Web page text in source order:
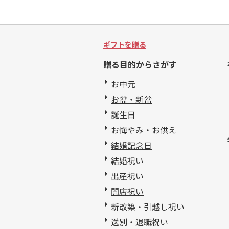
ギフトを贈る
贈る目的からさがす
お中元
お盆・新盆
誕生日
お悔やみ・お供え
結婚記念日
結婚祝い
出産祝い
開店祝い
新改築・引越し祝い
送別・退職祝い